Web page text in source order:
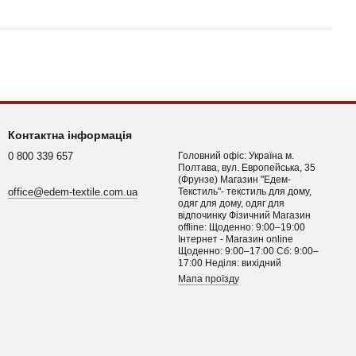
Контактна інформація
0 800 339 657
office@edem-textile.com.ua
Головний офіс: Україна м.
Полтава, вул. Европейська, 35
(Фрунзе) Магазин "Едем-
Текстиль"- текстиль для дому,
одяг для дому, одяг для
відпочинку Фізичний Магазин
offline: Щоденно: 9:00–19:00
Інтернет - Магазин online
Щоденно: 9:00–17:00 Сб: 9:00–
17:00 Неділя: вихідний
Мапа проїзду